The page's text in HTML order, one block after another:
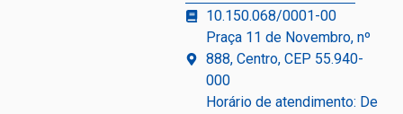
10.150.068/0001-00
Praça 11 de Novembro, nº
888, Centro, CEP 55.940-
000
Horário de atendimento: De